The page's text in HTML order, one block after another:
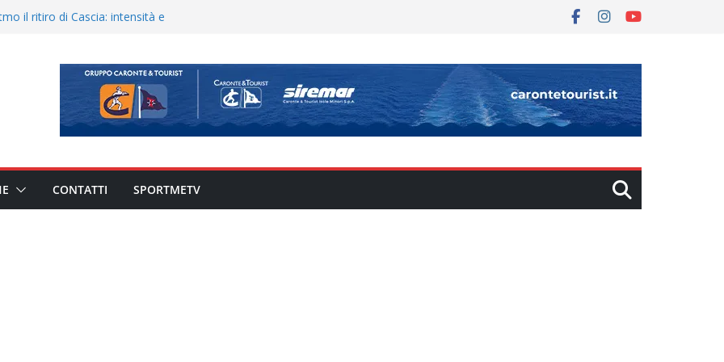
– Il calendario ’26/’27
chiama questa piazza non
e allenamento congiunto.
il caso sul contratto del
CONTATTI SPORTMETV